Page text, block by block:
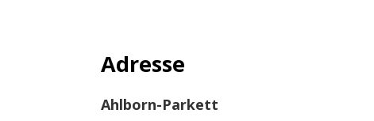
Adresse
Ahlborn-Parkett